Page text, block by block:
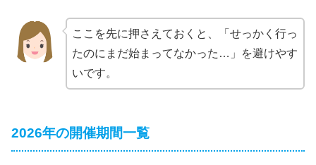
ここを先に押さえておくと、「せっかく行っ
たのにまだ始まってなかった…」を避けやす
いです。
2026年の開催期間一覧